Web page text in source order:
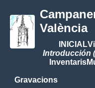
València
INICIAL
Introducción
Inventaris
Gravacions